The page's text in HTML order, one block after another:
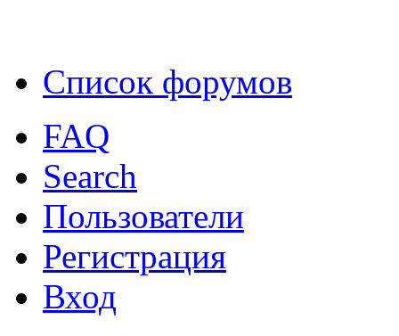
Список форумов
FAQ
Search
Пользователи
Регистрация
Вход